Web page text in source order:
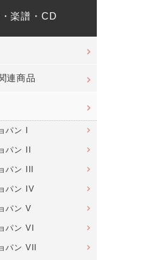
楽譜・CD
連商品
パン I
パン II
パン III
パン IV
パン V
パン VI
パン VII